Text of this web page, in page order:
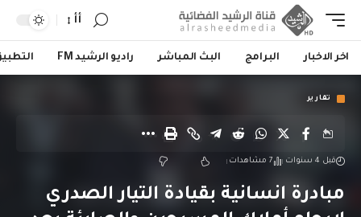
أأ
اخر الاخبار البرامج البث المباشر راديو الرشيد FM
تقارير
قبل 4 سنوات 7 مشاهدات
مبادرة انسانية بقيادة التيار الصدري